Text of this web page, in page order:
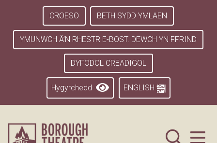
CROESO BETH SYDD YMLAEN
YMUNWCH Â’N RHESTR E-BOST. DEWCH YN FFRIND
DYFODOL CREADIGOL
Hygyrchedd ENGLISH